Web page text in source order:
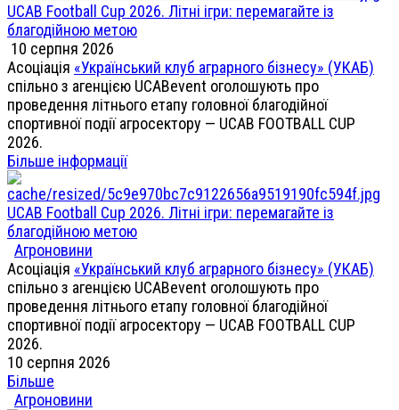
UCAB Football Cup 2026. Літні ігри: перемагайте із
благодійною метою
10 серпня 2026
Асоціація «Український клуб аграрного бізнесу» (УКАБ)
спільно з агенцією UCABevent оголошують про
проведення літнього етапу головної благодійної
спортивної події агросектору — UCAB FOOTBALL CUP
2026.
Більше інформації
UCAB Football Cup 2026. Літні ігри: перемагайте із
благодійною метою
Агроновини
Асоціація «Український клуб аграрного бізнесу» (УКАБ)
спільно з агенцією UCABevent оголошують про
проведення літнього етапу головної благодійної
спортивної події агросектору — UCAB FOOTBALL CUP
2026.
10 серпня 2026
Більше
Агроновини